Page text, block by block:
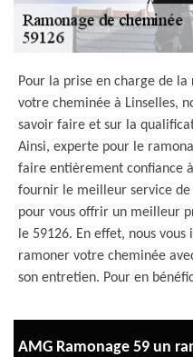
Pour la prise en charge de
votre cheminée à Linselles,
savoir faire et sur la
Ainsi, experte pour le
faire entièrement confiance
fournir le meilleur service
pour vous offrir un meilleur
le 59126. En effet, nous
ramoner votre cheminée
son entretien. Pour en
AMG Ramonage 59 un